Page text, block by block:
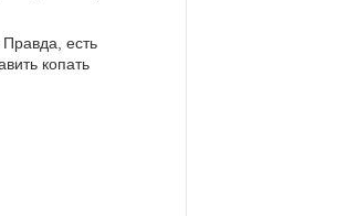
есть
копать